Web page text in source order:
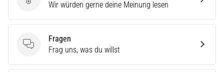
Produktbewertung
Wir würden gerne deine Meinung lesen
Fragen
Fragen
Frag uns, was du willst